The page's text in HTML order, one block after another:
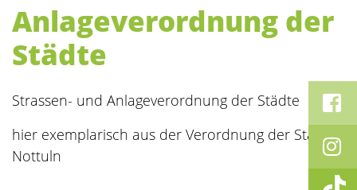
Anlageverordnung der
Städte
Strassen- und Anlageverordnung der Städte
hier exemplarisch aus der Verordnung der Stadt
Nottuln